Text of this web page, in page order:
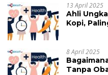
13 April 2025
Ahli
Kopi,
8 April 2025
Tanpa